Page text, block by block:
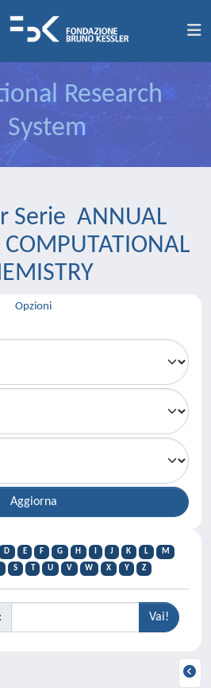
Research
Serie ANNUAL
COMPUTATIONAL
Opzioni
D E F G H J K L
M
S T U V W X Y Z